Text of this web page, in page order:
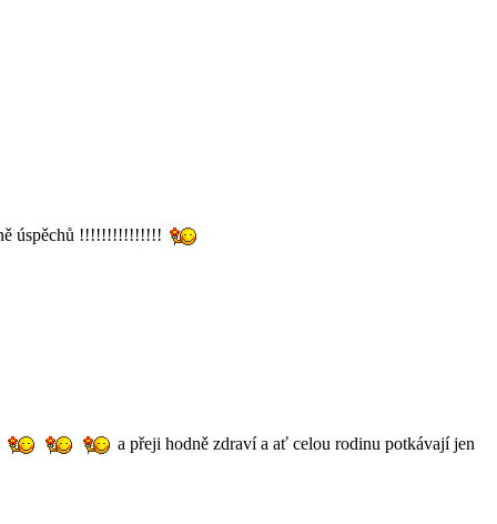
úspěchů !!!!!!!!!!!!!!!
a přeji hodně zdraví a ať celou rodinu potkávají jen